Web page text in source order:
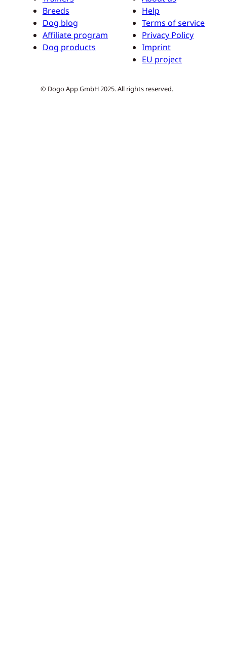
Breeds
Dog blog
Affiliate program
Dog products
Help
Terms of service
Privacy Policy
Imprint
EU project
© Dogo App GmbH 2025. All rights reserved.